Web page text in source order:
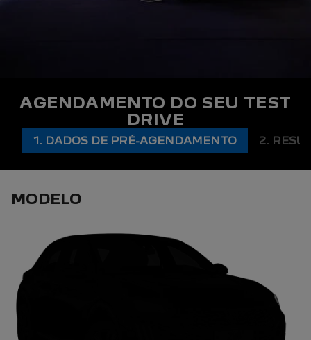
AGENDAMENTO DO SEU TEST
DRIVE
1. DADOS DE PRÉ-AGENDAMENTO 2.
MODELO